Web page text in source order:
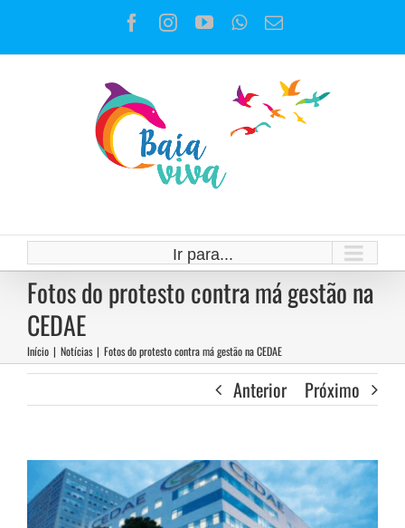
o
Facebook
Instagram
YouTubeWhatsApp
E-
Ir para...
Fotos do protesto contra má gestão na
CEDAE
Início | Notícias | Fotos do protesto contra má gestão na CEDAE
Anterior Próximo
View
Larger
Image